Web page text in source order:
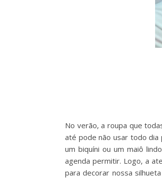
No verão, a roupa que
até pode não usar todo
um biquíni ou um maiô
agenda permitir. Logo, a
para decorar nossa